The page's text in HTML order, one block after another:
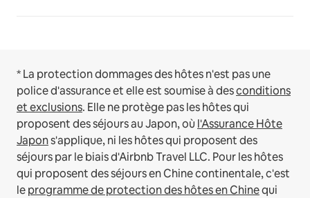
* La protection dommages des hôtes n'est pas une
police d'assurance et elle est soumise à desconditions
et exclusions. Elle ne protège pas les hôtes qui
proposent des séjours au Japon, où l'Assurance Hôte
Japons'applique, ni les hôtes qui proposent des
séjours par le biais d'Airbnb Travel LLC. Pour les hôtes
qui proposent des séjours en Chine continentale, c'est
leprogramme de protection des hôtes en Chinequi